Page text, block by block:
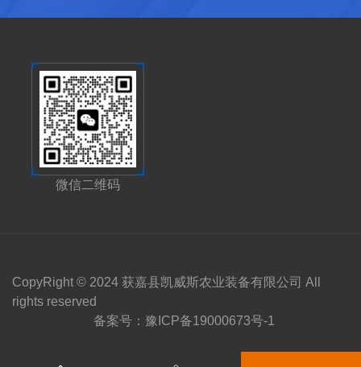
微信二维码
CopyRight © 2024 获嘉县凯威斯农业装备有限公司 All
rights reserved
备案号： 豫ICP备19000673号-1